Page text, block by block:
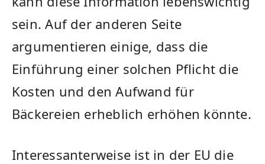
sein. ‌Auf der anderen Seite
argumentieren einige, dass ‍die
Einführung ​einer solchen ​Pflicht ⁢die
Kosten und den Aufwand für
Bäckereien erheblich erhöhen könnte.
Interessanterweise ist in ‍der EU die